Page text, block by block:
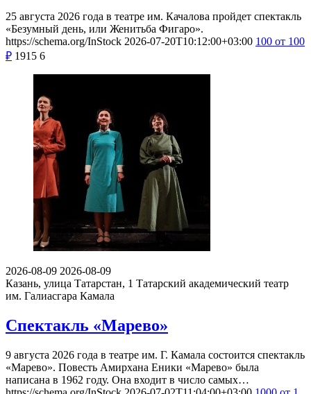
25 августа 2026 года в театре им. Качалова пройдет спектакль
«Безумный день, или Женитьба Фигаро».
https://schema.org/InStock 2026-07-20T10:12:00+03:00 100 от 100
₽ 1915 6
2026-08-09 2026-08-09
Казань, улица Татарстан, 1 Татарский академический театр
им. Галиасгара Камала
Спектакль «Марево»
9 августа 2026 года в театре им. Г. Камала состоится спектакль
«Марево». Повесть Амирхана Еники «Марево» была
написана в 1962 году. Она входит в число самых…